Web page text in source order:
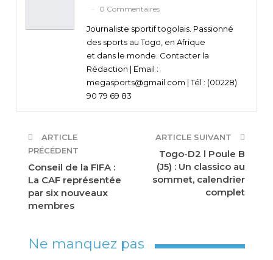
0 Commentaires
Journaliste sportif togolais. Passionné
des sports au Togo, en Afrique
et dans le monde. Contacter la
Rédaction | Email :
megasports@gmail.com | Tél : (00228)
90 79 69 83
ARTICLE
PRÉCÉDENT
Conseil de la FIFA :
La CAF représentée
par six nouveaux
membres
ARTICLE SUIVANT
Togo-D2 l Poule B
(J5) : Un classico au
sommet, calendrier
complet
Ne manquez pas